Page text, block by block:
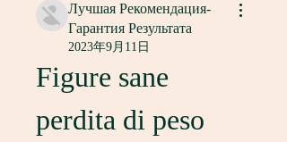
Лучшая Рекомендация-
Гарантия Результата
2023年9月11日
Figure sane
perdita di peso